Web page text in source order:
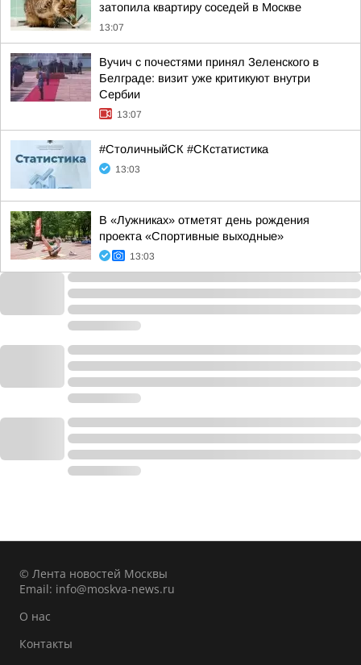
затопила квартиру соседей в Москве
13:07
Вучич с почестями принял Зеленского в
Белграде: визит уже критикуют внутри
Сербии
13:07
#CтоличныйСК #СКстатистика
13:03
В «Лужниках» отметят день рождения
проекта «Спортивные выходные»
13:03
© Лента новостей Москвы
Email: info@moskva-news.ru
О нас
Контакты